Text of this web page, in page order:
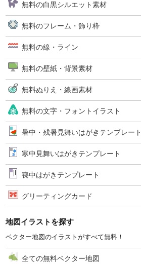
無料の白黒シルエット素材
無料のフレーム・飾り枠
無料の線・ライン
無料の壁紙・背景素材
無料ぬりえ・線画素材
無料の文字・フォントイラスト
暑中・残暑見舞いはがきテンプレート
寒中見舞いはがきテンプレート
喪中はがきテンプレート
グリーティングカード
地図イラストを探す
ベクター地図のイラストがすべて無料！
全ての無料ベクター地図